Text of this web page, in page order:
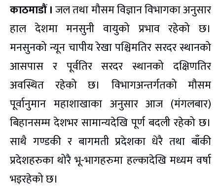
काठमाडौं ।जल तथा मौसम विज्ञान विभागका अनुसार
हाल देशमा मनसुनी वायुको प्रभाव रहेको छ।
मनसुनको न्यून चापीय रेखा पश्चिमतिर सरदर स्थानको
आसपास र पूर्वतिर सरदर स्थानको दक्षिणतिर
अवस्थित रहेको छ। विभागअन्तर्गतको मौसम
पूर्वानुमान महाशाखाका अनुसार आज (मंगलबार)
बिहानसम्म देशभर सामान्यदेखि पूर्ण बदली रहेको छ।
साथै गण्डकी र बागमती प्रदेशका धेरै तथा बाँकी
प्रदेशहरुका थोरै भू-भागहरुमा हल्कादेखि मध्यम वर्षा
भइरहेको छ।